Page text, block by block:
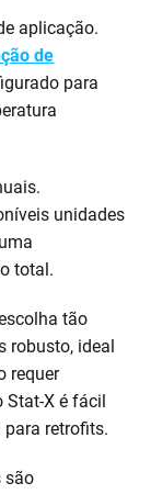
aplicação.
de
para
unidades
total.
tão
robusto, ideal
requer
Stat-X é fácil
para retrofits.
são